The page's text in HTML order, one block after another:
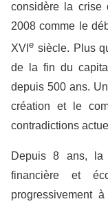
considère la crise
2008 comme le
XVI e siècle. Plus
de la fin du
depuis 500 ans.
création et le
contradictions
Depuis 8 ans, la
financière et
progressivement